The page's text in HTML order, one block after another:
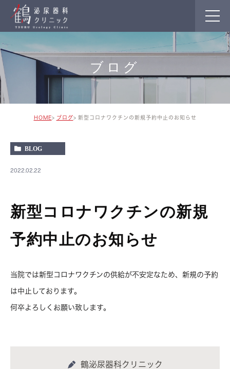
ブログ
HOME ブログ 新型コロナワクチンの新規予約中止のお知らせ
BLOG
2022.02.22
新型コロナワクチンの新規
予約中止のお知らせ
当院では新型コロナワクチンの供給が不安定なため、新規の予約
は中止しております。
何卒よろしくお願い致します。
鶴泌尿器科クリニック